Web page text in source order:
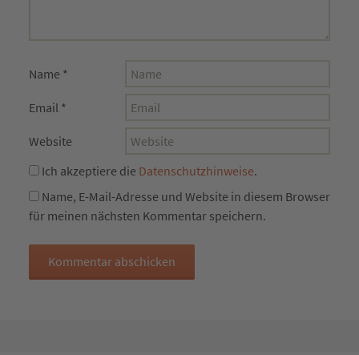
Name *
Email *
Website
Ich akzeptiere die Datenschutzhinweise.
Name, E-Mail-Adresse und Website in diesem Browser
für meinen nächsten Kommentar speichern.